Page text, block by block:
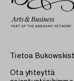
Tietoa
Ota yhteyttä